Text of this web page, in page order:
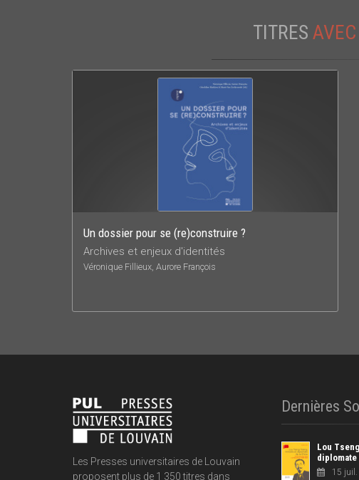
TITRES
Un dossier pour se (re)construire ?
Archives et enjeux d'identités
Véronique Fillieux, Aurore François
Les Presses universitaires de Louvain
proposent plus de 1 350 titres dans
Dernières
Lou
diplomate
15